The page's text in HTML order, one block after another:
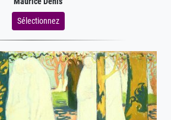
Sélectionnez